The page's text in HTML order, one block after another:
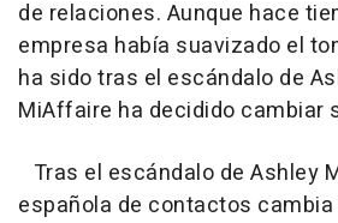
de relaciones. Aunque hace
empresa había suavizado el
ha sido tras el escándalo de
MiAffaire ha decidido cambiar
Tras el escándalo de Ashley
española de contactos